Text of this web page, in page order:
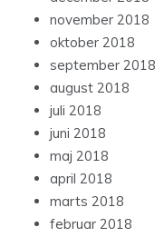
november 2018
oktober 2018
september 2018
august 2018
juli 2018
juni 2018
maj 2018
april 2018
marts 2018
februar 2018